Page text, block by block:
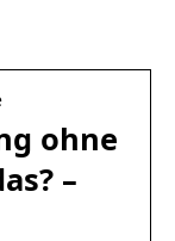
ohne
–